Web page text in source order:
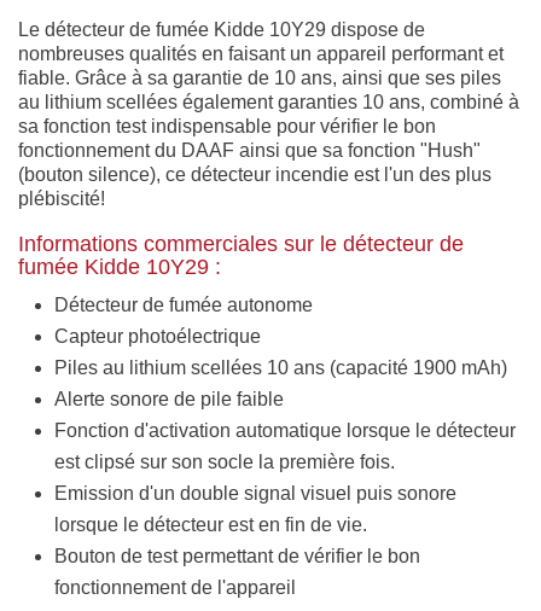
Le détecteur de fumée Kidde 10Y29 dispose de
nombreuses qualités en faisant un appareil performant et
fiable. Grâce à sa garantie de 10 ans, ainsi que ses piles
au lithium scellées également garanties 10 ans, combiné à
sa fonction test indispensable pour vérifier le bon
fonctionnement du DAAF ainsi que sa fonction "Hush"
(bouton silence), ce détecteur incendie est l'un des plus
plébiscité!
Informations commerciales sur le détecteur de
fumée Kidde 10Y29 :
Détecteur de fumée autonome
Capteur photoélectrique
Piles au lithium scellées 10 ans (capacité 1900 mAh)
Alerte sonore de pile faible
Fonction d'activation automatique lorsque le détecteur
est clipsé sur son socle la première fois.
Emission d'un double signal visuel puis sonore
lorsque le détecteur est en fin de vie.
Bouton de test permettant de vérifier le bon
fonctionnement de l'appareil